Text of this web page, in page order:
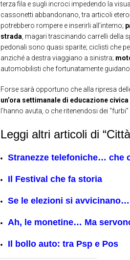
terza fila e sugli incroci impedendo la
cassonetti abbandonano, tra articoli
potrebbero rompere e inserirli all’interno;
strada, magari trascinando carrelli della
pedonali sono quasi sparite; ciclisti che
anziché a destra viaggiano a sinistra;
automobilisti che fortunatamente
Forse sarà opportuno che alla ripresa
un’ora settimanale di educazione civica
l’hanno avuta, o che ritenendosi dei
Leggi altri articoli di
Stranezze telefoniche… che
Il Festival che fa storia
Se le elezioni si
Ah, le monetine… Ma
Il bollo auto: tra Psp e Pos